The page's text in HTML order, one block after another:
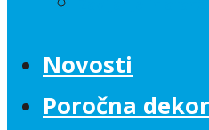
Novosti
Poročna